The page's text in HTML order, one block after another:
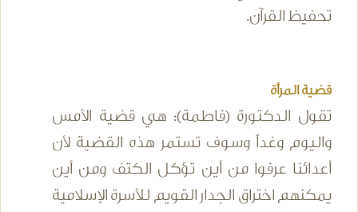
تحفيظ القرآن.
قضية المرأة
تقول الدكتورة (فاطمة): هي قضية الأمس
واليوم وغداً وسوف تستمر هذه القضية لأن
أعدائنا عرفوا من أين تؤكل الكتف ومن أين
يمكنهم اختراق الجدار القويم للأسرة الإسلامية